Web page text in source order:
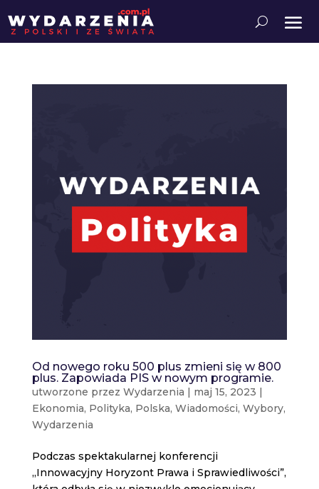
Od nowego roku 500 plus zmieni się w 800
plus. Zapowiada PIS w nowym programie.
utworzone przez Wydarzenia maj 15, 2023
Ekonomia, Polityka, Polska, Wiadomości, Wybory,
Wydarzenia
Podczas spektakularnej konferencji
„Innowacyjny Horyzont Prawa i Sprawiedliwości”,